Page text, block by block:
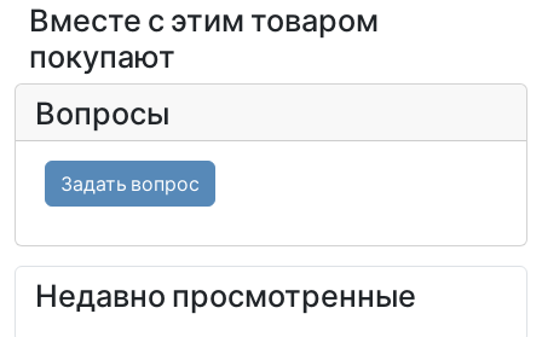
Вместе с этим товаром
покупают
Вопросы
Задать вопрос
Недавно просмотренные